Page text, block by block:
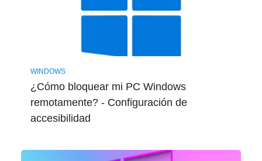
WINDOWS
¿Cómo bloquear mi PC Windows
remotamente? - Configuración de
accesibilidad